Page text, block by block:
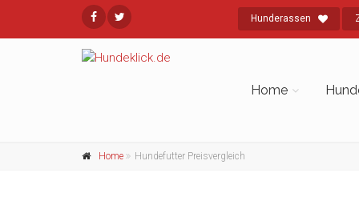
Hunderassen
Home
Home Hundefutter Preisvergleich